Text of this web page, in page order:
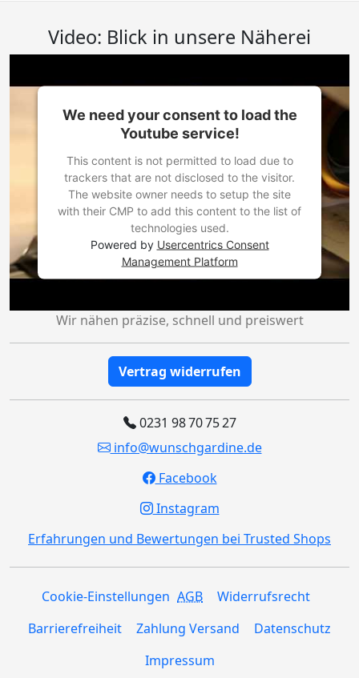
Video: Blick in unsere Näherei
We need your consent to load the
Youtube service!
This content is not permitted to load due to
trackers that are not disclosed to the visitor.
The website owner needs to setup the site
with their CMP to add this content to the list of
technologies used.
Powered by Usercentrics Consent
Management Platform
Wir nähen präzise, schnell und preiswert
Vertrag widerrufen
0231 98 70 75 27
info@wunschgardine.de
Facebook
Instagram
Erfahrungen und Bewertungen bei Trusted Shops
Cookie-Einstellungen AGB
Widerrufsrecht
Barrierefreiheit
Zahlung Versand
Datenschutz
Impressum